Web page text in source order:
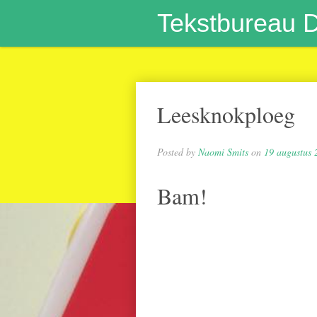
Tekstbureau
Leesknokploeg
Posted by Naomi Smits on 19 augustus
Bam!